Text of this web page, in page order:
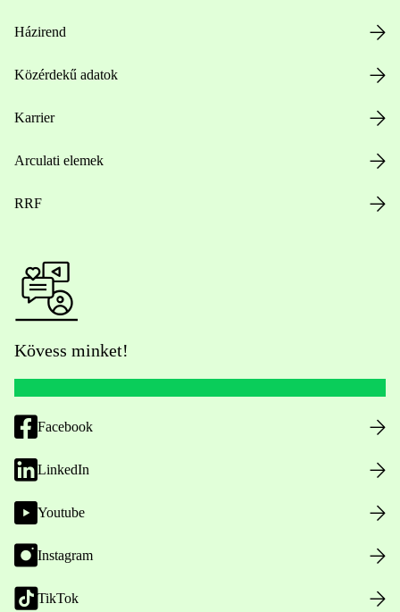
Házirend
Közérdekű adatok
Karrier
Arculati elemek
RRF
Kövess minket!
Facebook
LinkedIn
Youtube
Instagram
TikTok